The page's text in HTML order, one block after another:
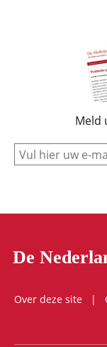
Meld
De
Over deze site